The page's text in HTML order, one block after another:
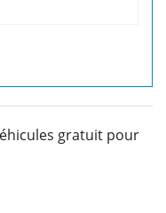
gratuit pour